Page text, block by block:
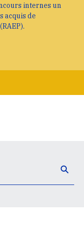
internes un
acquis de